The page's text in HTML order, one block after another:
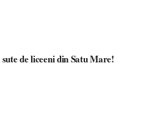
de liceeni din Satu Mare!